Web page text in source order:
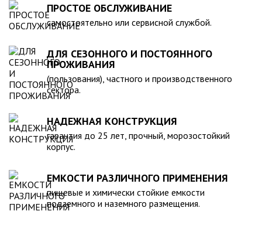
ПРОСТОЕ ОБСЛУЖИВАНИЕ
самостоятельно или сервисной службой.
ДЛЯ СЕЗОННОГО И ПОСТОЯННОГО
ПРОЖИВАНИЯ
(пользования), частного и производственного
сектора.
НАДЕЖНАЯ КОНСТРУКЦИЯ
гарантия до 25 лет, прочный, морозостойкий
корпус.
ЕМКОСТИ РАЗЛИЧНОГО ПРИМЕНЕНИЯ
пищевые и химически стойкие емкости
подземного и наземного размещения.